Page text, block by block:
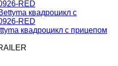
квадроцикл с прицепом